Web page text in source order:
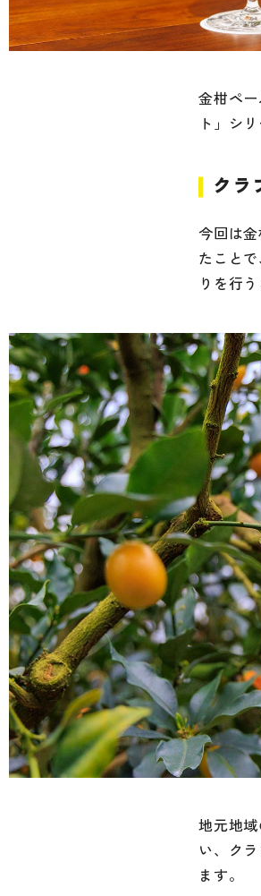
金柑ペ
ト」シ
クラ
今回は
たこと
りを行
地元地
い、ク
ます。